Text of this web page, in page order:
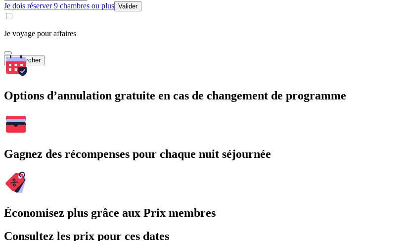
Je dois réserver 9 chambres ou plus Valider
Je voyage pour affaires
Rechercher
Options d’annulation gratuite en cas de changement de programme
Gagnez des récompenses pour chaque nuit séjournée
Économisez plus grâce aux Prix membres
Consultez les prix pour ces dates